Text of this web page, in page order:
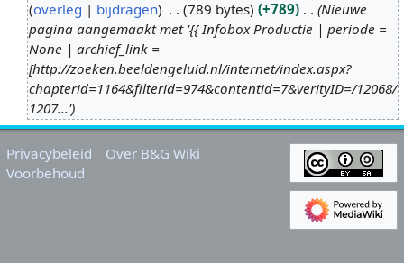
1
e
e
n
b
e
w
e
overleg
bijdragen 789 bytes +789
Nieuwe
pagina aangemaakt met '{{ Infobox Productie | periode =
None | archief_link =
[http://zoeken.beeldengeluid.nl/internet/index.aspx?
chapterid=1164&filterid=974&contentid=7&verityID=/12068/
1207...'
Privacybeleid
Over B&G Wiki
Voorbehoud